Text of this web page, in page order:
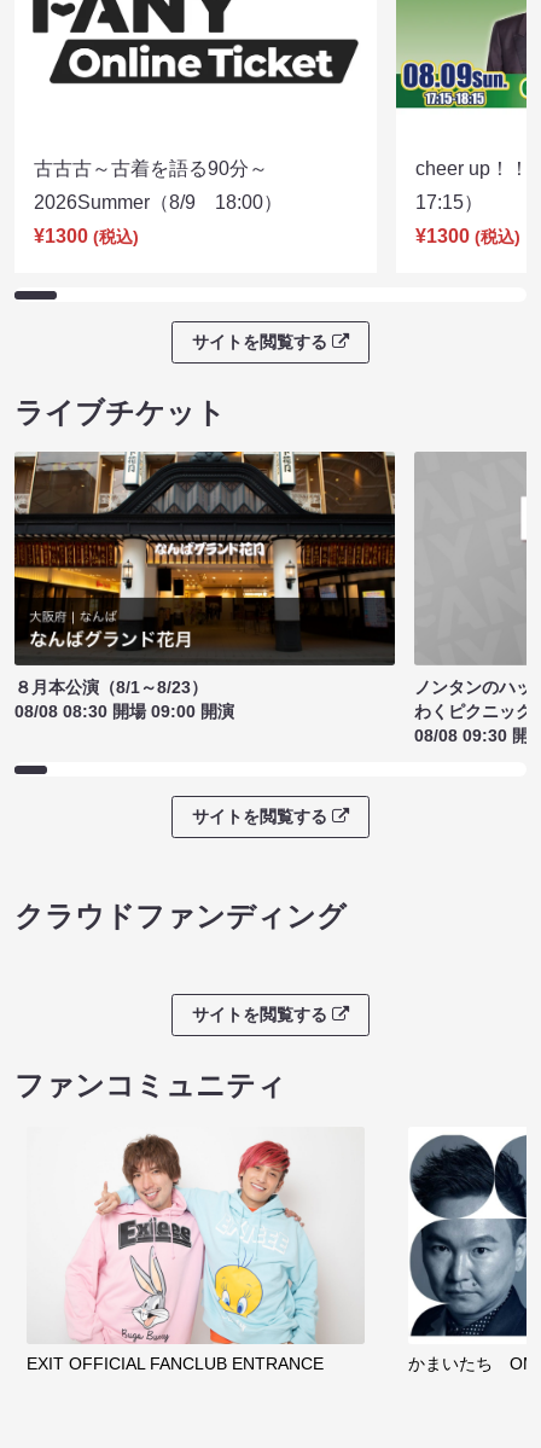
古古古～古着を語る90分～
2026Summer（8/9 18:00）
¥1300 (税込)
cheer up！
17:15）
¥1300 (税込)
サイトを閲覧する
ライブチケット
８月本公演（8/1～8/23）
08/08 08:30 開場 09:00 開演
ノンタンのハッ
わくピクニック
08/08 09:30 開
サイトを閲覧する
クラウドファンディング
サイトを閲覧する
ファンコミュニティ
EXIT OFFICIAL FANCLUB ENTRANCE かまいたち